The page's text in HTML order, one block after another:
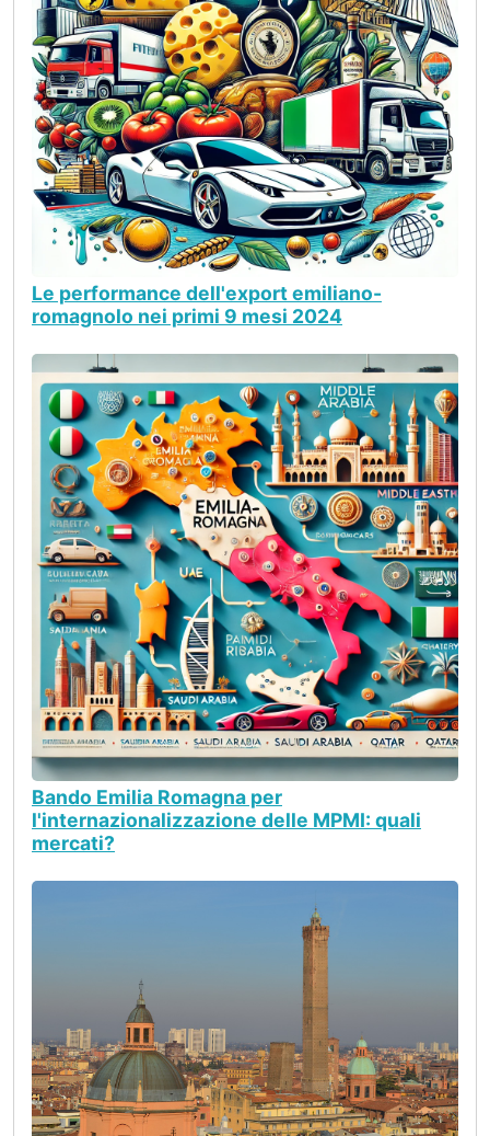
Le performance dell'export emiliano-
romagnolo nei primi 9 mesi 2024
Bando Emilia Romagna per
l'internazionalizzazione delle MPMI: quali
mercati?